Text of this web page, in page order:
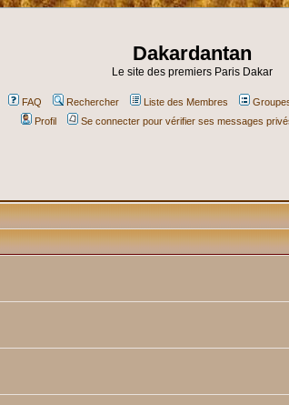
Dakardantan
Le site des premiers Paris Dakar
FAQ Rechercher Liste des Membres
Profil
Se connecter pour vérifier ses messages